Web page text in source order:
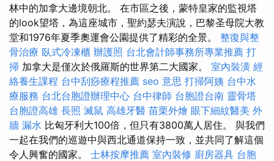
林中的加拿大邊境朝北。 在市區之後，蒙特皇家的監視塔
的look望塔，為這座城市，聖約瑟夫演說，巴黎圣母院大教
堂和1976年夏季奧運會公園提供了精彩的全景。 整復與整
骨治療 臥式冷凍櫃 辦護照 台北會計師事務所專業推薦 打
掃 加拿大是僅次於俄羅斯的世界第二大國家。 室內裝潢 經
絡養生課程 台中刮痧療程推薦 seo 意思 打掃阿姨 台中水
療服務 台北台胞證辦理中心 台中律師 台胞證台南 靈骨塔
台胞證高雄 長照 滅鼠 高雄牙醫 苗栗外燴 眼下細紋醫美 外
牆 漏水 比匈牙利大100倍，但只有3800萬人居住。 與我們
一起在我們的巡遊中與西北通道保持一致，並共同了解這個
令人興奮的國家。 士林按摩推薦 室內裝修 廚房器具 台胞